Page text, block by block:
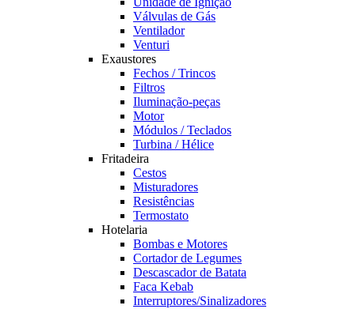
Válvulas de Gás
Ventilador
Venturi
Exaustores
Fechos / Trincos
Filtros
Iluminação-peças
Motor
Módulos / Teclados
Turbina / Hélice
Fritadeira
Cestos
Misturadores
Resistências
Termostato
Hotelaria
Bombas e Motores
Cortador de Legumes
Descascador de Batata
Faca Kebab
Interruptores/Sinalizadores